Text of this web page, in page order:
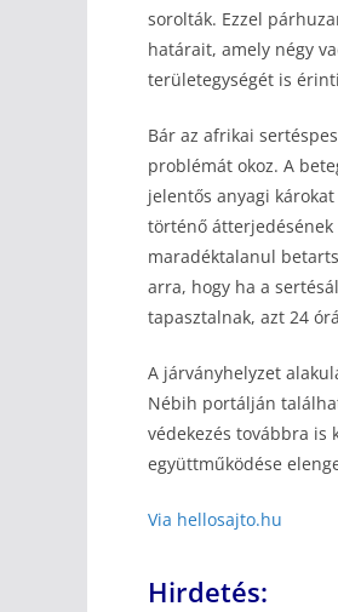
sorolták. Ezzel
határait, amely négy
területegységét is
Bár az afrikai
problémát okoz. A
jelentős anyagi
történő átterjedésének
maradéktalanul
arra, hogy ha a
tapasztalnak, azt 24
A járványhelyzet
Nébih portálján
védekezés továbbra is
együttműködése
Via hellosajto.hu
Hirdetés: